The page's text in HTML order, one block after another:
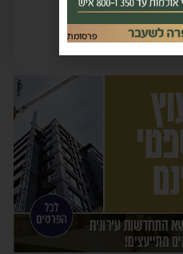
פרסומת